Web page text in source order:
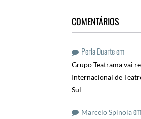
COMENTÁRIOS
Perla Duarteem
Grupo Teatrama vai
Internacional de
Sul
Marcelo Spinolaem